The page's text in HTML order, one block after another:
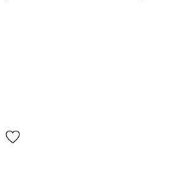
также оснащена
в течение всего